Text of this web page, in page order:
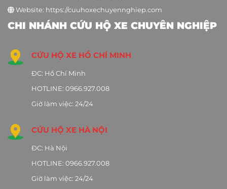
Website: https://cuuhoxechuyennghiep.com
CHI NHÁNH CỨU HỘ XE CHUYÊN NGHIỆP
CỨU HỘ XE HỒ CHÍ MINH
ĐC: Hồ Chí Minh
HOTLINE: 0966.927.008
Giờ làm việc: 24/24
CỨU HỘ XE HÀ NỘI
ĐC: Hà Nội
HOTLINE: 0966.927.008
Giờ làm việc: 24/24